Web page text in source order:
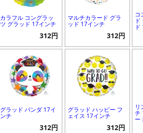
カラフル コングラッ
ツ グラッド 17インチ
312円
マルチカラード グラ
ッド 17インチ
312円
コ
グラッド パンダ 17イ
ンチ
312円
グラッド ハッピー フ
ェイス 17インチ
312円
リ
チ
ー